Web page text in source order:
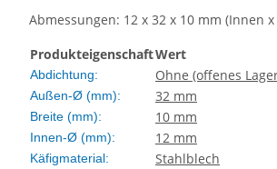
Abmessungen: 12 x 32 x 10 mm (Innen
ProdukteigenschaftWert
Abdichtung: Ohne (offenes
Außen-Ø (mm): 32 mm
Breite (mm): 10 mm
Innen-Ø (mm): 12 mm
Käfigmaterial: Stahlblech